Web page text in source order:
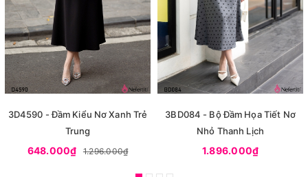
3D4590 - Đầm Kiểu Nơ Xanh Trẻ
Trung
648.000₫ 1.296.000₫
3BD084 - Bộ Đầm Họa Tiết Nơ
Nhỏ Thanh Lịch
1.896.000₫